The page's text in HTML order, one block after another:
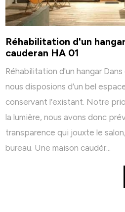
Réhabilitation d'un
cauderan HA 01
Réhabilitation d'un hangar
nous disposions d’un bel
conservant l’existant. Notre
la lumière, nous avons donc
transparence qui jouxte le
bureau. Une maison caudér...